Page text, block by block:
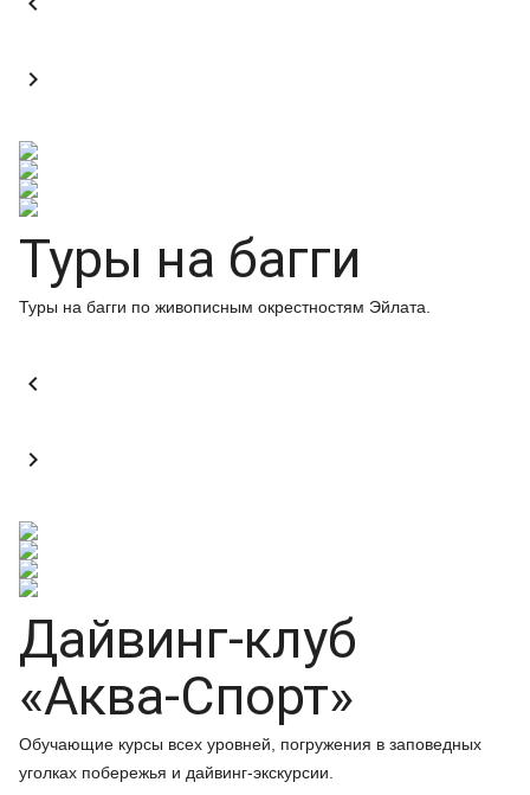

Туры на багги
Туры на багги по живописным окрестностям Эйлата.


Дайвинг-клуб
«Аква-Спорт»
Обучающие курсы всех уровней, погружения в заповедных
уголках побережья и дайвинг-экскурсии.